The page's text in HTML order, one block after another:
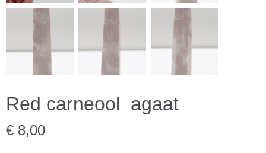
Red carneool agaat
€ 8,00